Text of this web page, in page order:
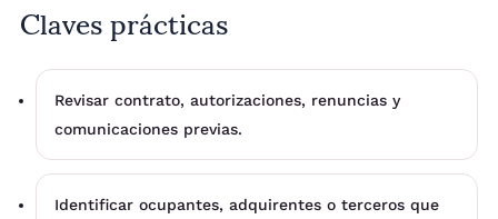
Claves prácticas
Revisar contrato, autorizaciones, renuncias y
comunicaciones previas.
Identificar ocupantes, adquirentes o terceros que